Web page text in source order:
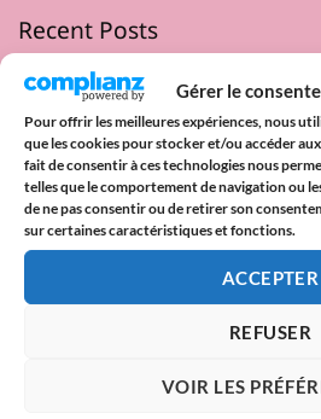
Gérer le
Pour offrir les meilleures expériences, nous
que les cookies pour stocker et/ou accéder
fait de consentir à ces technologies nous
telles que le comportement de navigation ou
de ne pas consentir ou de retirer son
sur certaines caractéristiques et fonctions.
ACCEPTER
REFUSER
VOIR LES
Recent Posts
Fin d’année scolaire
La fête des pères
Lundi de Pentecôte 2025 : origine,
d’amour
Date Pride 2025 : Calendrier des
France
DIXOON x Mois des Fiertés 2025 :